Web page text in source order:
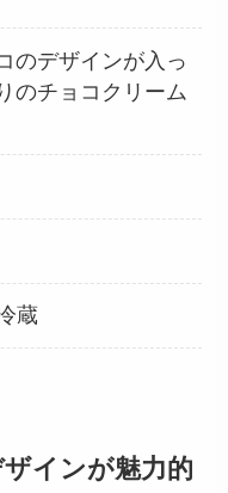
のデザインが入っ
のチョコクリーム
蔵
インが魅力的